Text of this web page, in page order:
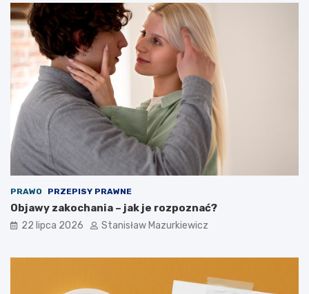
PRAWO PRZEPISY PRAWNE
Objawy zakochania – jak je rozpoznać?
22 lipca 2026 Stanisław Mazurkiewicz